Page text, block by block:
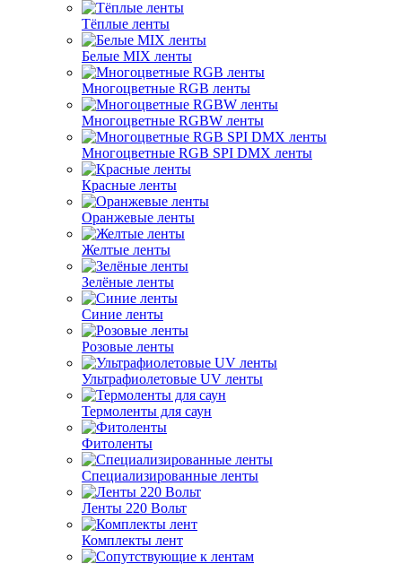
Тёплые ленты
Белые MIX ленты
Многоцветные RGB ленты
Многоцветные RGBW ленты
Многоцветные RGB SPI DMX ленты
Красные ленты
Оранжевые ленты
Желтые ленты
Зелёные ленты
Синие ленты
Розовые ленты
Ультрафиолетовые UV ленты
Термоленты для саун
Фитоленты
Специализированные ленты
Ленты 220 Вольт
Комплекты лент